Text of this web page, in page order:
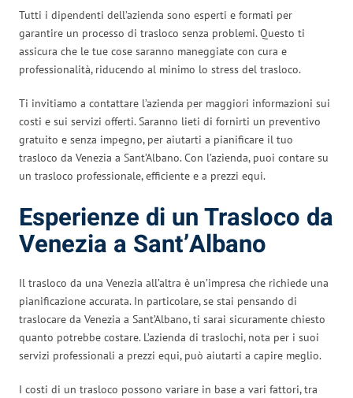
Tutti i dipendenti dell’azienda sono esperti e formati per
garantire un processo di trasloco senza problemi. Questo ti
assicura che le tue cose saranno maneggiate con cura e
professionalità, riducendo al minimo lo stress del trasloco.
Ti invitiamo a contattare l’azienda per maggiori informazioni sui
costi e sui servizi offerti. Saranno lieti di fornirti un preventivo
gratuito e senza impegno, per aiutarti a pianificare il tuo
trasloco da Venezia a Sant’Albano. Con l’azienda, puoi contare su
un trasloco professionale, efficiente e a prezzi equi.
Esperienze di un Trasloco da
Venezia a Sant’Albano
Il trasloco da una Venezia all’altra è un’impresa che richiede una
pianificazione accurata. In particolare, se stai pensando di
traslocare da Venezia a Sant’Albano, ti sarai sicuramente chiesto
quanto potrebbe costare. L’azienda di traslochi, nota per i suoi
servizi professionali a prezzi equi, può aiutarti a capire meglio.
I costi di un trasloco possono variare in base a vari fattori, tra